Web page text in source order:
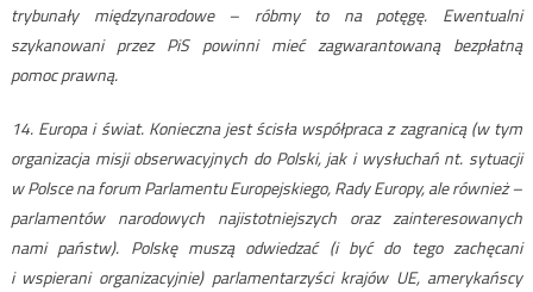
trybunały międzynarodowe – róbmy to na potęgę. Ewentualni
szykanowani przez PiS powinni mieć zagwarantowaną bezpłatną
pomoc prawną.
14. Europa i świat. Konieczna jest ścisła współpraca z zagranicą (w tym
organizacja misji obserwacyjnych do Polski, jak i wysłuchań nt. sytuacji
w Polsce na forum Parlamentu Europejskiego, Rady Europy, ale również –
parlamentów narodowych najistotniejszych oraz zainteresowanych
nami państw). Polskę muszą odwiedzać (i być do tego zachęcani
i wspierani organizacyjnie) parlamentarzyści krajów UE, amerykańscy